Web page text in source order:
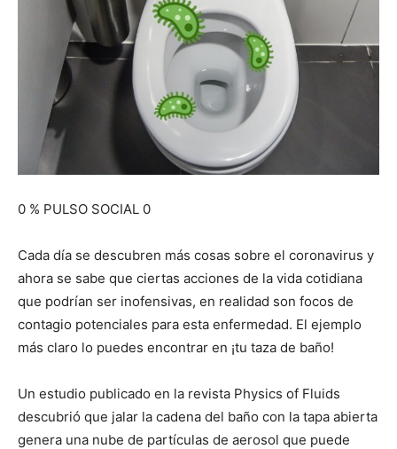
0 % PULSO SOCIAL 0
Cada día se descubren más cosas sobre el coronavirus y
ahora se sabe que ciertas acciones de la vida cotidiana
que podrían ser inofensivas, en realidad son focos de
contagio potenciales para esta enfermedad. El ejemplo
más claro lo puedes encontrar en ¡tu taza de baño!
Un estudio publicado en la revista Physics of Fluids
descubrió que jalar la cadena del baño con la tapa abierta
genera una nube de partículas de aerosol que puede